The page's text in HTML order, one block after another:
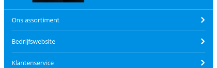
Ons assortiment
Bedrijfswebsite
Klantenservice